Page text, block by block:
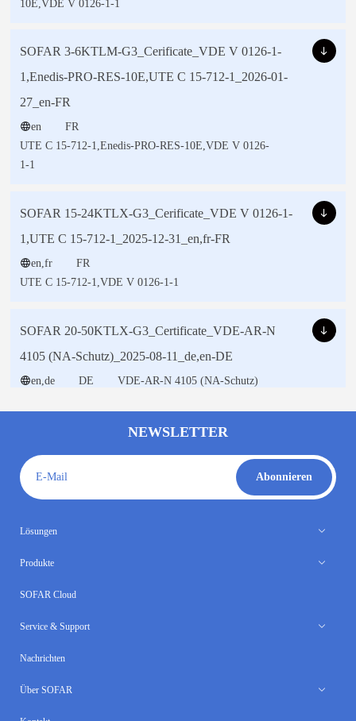
NEWSLETTER
E-Mail Abonnieren
Lösungen
Produkte
SOFAR Cloud
Service & Support
Nachrichten
Über SOFAR